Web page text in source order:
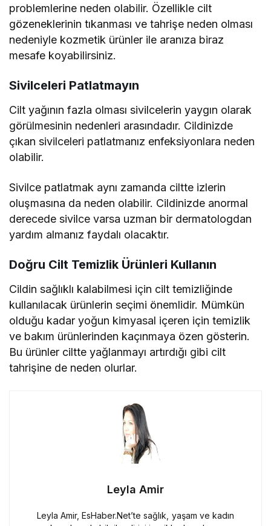
problemlerine neden olabilir. Özellikle cilt
gözeneklerinin tıkanması ve tahrişe neden olması
nedeniyle kozmetik ürünler ile aranıza biraz
mesafe koyabilirsiniz.
Sivilceleri Patlatmayın
Cilt yağının fazla olması sivilcelerin yaygın olarak
görülmesinin nedenleri arasındadır. Cildinizde
çıkan sivilceleri patlatmanız enfeksiyonlara neden
olabilir.
Sivilce patlatmak aynı zamanda ciltte izlerin
oluşmasına da neden olabilir. Cildinizde anormal
derecede sivilce varsa uzman bir dermatologdan
yardım almanız faydalı olacaktır.
Doğru Cilt Temizlik Ürünleri Kullanın
Cildin sağlıklı kalabilmesi için cilt temizliğinde
kullanılacak ürünlerin seçimi önemlidir. Mümkün
olduğu kadar yoğun kimyasal içeren için temizlik
ve bakım ürünlerinden kaçınmaya özen gösterin.
Bu ürünler ciltte yağlanmayı artırdığı gibi cilt
tahrişine de neden olurlar.
Leyla Amir
Leyla Amir, EsHaber.Net’te sağlık, yaşam ve kadın